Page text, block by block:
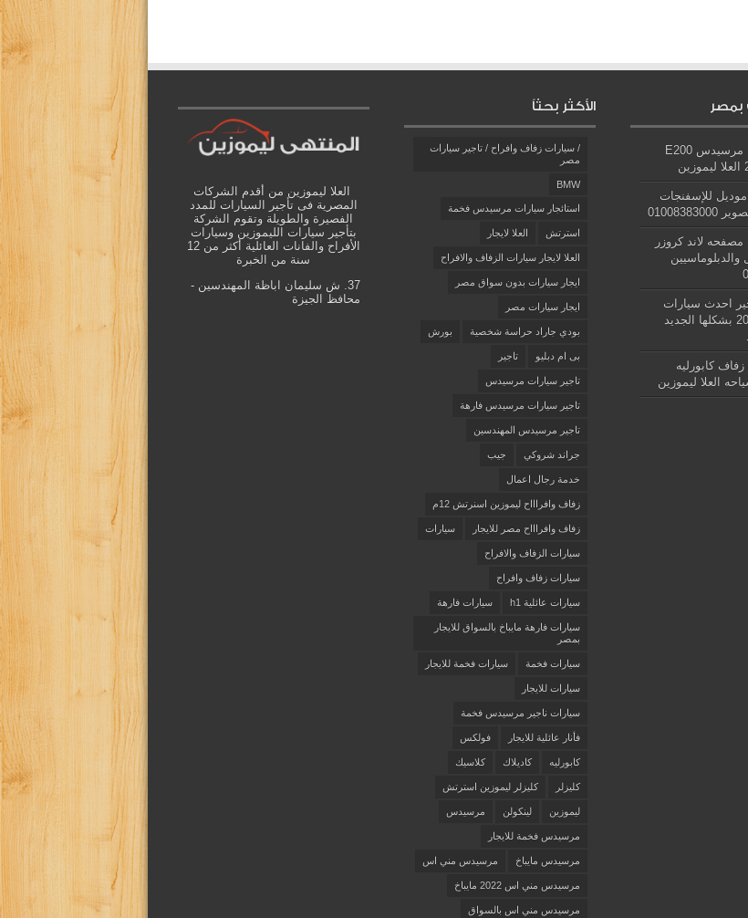
بمصر
تأجير سيارات مرسيدس E200
للإسفنجات
مصفحه لاند كروزر
والدبلوماسيين
احدث سيارات
مرسيدس 2026 بشكلها الجديد
كابورليه
العلا ليموزين
الأكثر بحثاً
/ سيارات زفاف وافراح / تاجير سيارات
مصر
BMW
استائجار سيارات مرسيدس فخمة
استرتش العلا لايجار
العلا لايجار سيارات الزفاف والافراح
ايجار سيارات بدون سواق مصر
ايجار سيارات مصر
بودي جاراد حراسة شخصية بورش
بى ام دبليو تاجير
تاجير سيارات مرسيدس
تاجير سيارات مرسيدس فارهة
تاجير مرسيدس المهندسين
جراند شروكي جيب
خدمة رجال اعمال
زفاف وافراااح ليموزين اسنرتش 12م
زفاف وافراااح مصر للايجار سيارات
سيارات الزفاف والافراح
سيارات زفاف وافراح
سيارات عائلية h1 سيارات فارهة
سيارات فارهة مايباخ بالسواق للايجار
بمصر
سيارات فخمة سيارات فخمة للايجار
سيارات للايجار
سيارات ناجير مرسيدس فخمة
فأنار عائلية للايجار فولكس
كابورليه كاديلاك كلاسيك
كليزلر كليزلر ليموزين استرتش
ليموزين لينكولن مرسيدس
مرسيدس فخمة للايجار
مرسيدس مايباخ مرسيدس مني اس
مرسيدس مني اس 2022 مايباخ
مرسيدس مني اس بالسواق
العلا ليموزين من أقدم الشركات
المصرية فى تأجير السيارات للمدد
الفصيرة والطويلة وتقوم الشركة
بتأجير سيارات الليموزين وسيارات
الأفراح والفانات العائلية أكثر من 12
سنة من الخبرة
37. ش سليمان اباظة المهندسين -
محافظ الجيزة